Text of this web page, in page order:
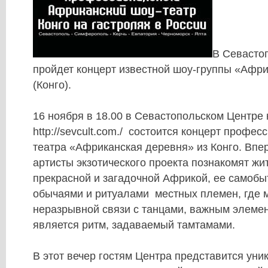
В
пройдет концерт известной шоу-группы
(Конго).
16 ноября в 18.00 в Севастопольском Центре
http://sevcult.com./ состоится концерт
театра «Африканская деревня» из Конго.
артисты экзотического проекта познакомят
прекрасной и загадочной Африкой, ее
обычаями и ритуалами местных племен, где
неразрывной связи с танцами, важным
является ритм, задаваемый тамтамами.
В этот вечер гостям Центра представится